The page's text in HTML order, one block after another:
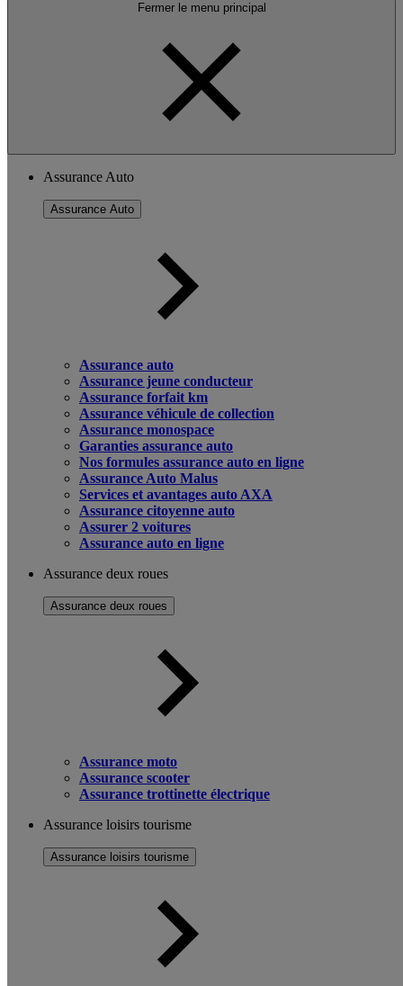
Fermer le menu principal
Assurance Auto
Assurance Auto
Assurance auto
Assurance jeune conducteur
Assurance forfait km
Assurance véhicule de collection
Assurance monospace
Garanties assurance auto
Nos formules assurance auto en ligne
Assurance Auto Malus
Services et avantages auto AXA
Assurance citoyenne auto
Assurer 2 voitures
Assurance auto en ligne
Assurance deux roues
Assurance deux roues
Assurance moto
Assurance scooter
Assurance trottinette électrique
Assurance loisirs tourisme
Assurance loisirs tourisme